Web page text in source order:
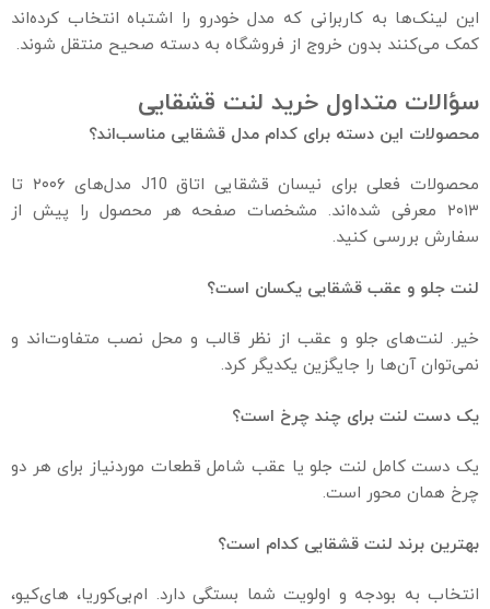
این لینک‌ها به کاربرانی که مدل خودرو را اشتباه انتخاب کرده‌اند
کمک می‌کنند بدون خروج از فروشگاه به دسته صحیح منتقل شوند.
سؤالات متداول خرید لنت قشقایی
محصولات این دسته برای کدام مدل قشقایی مناسب‌اند؟
محصولات فعلی برای نیسان قشقایی اتاق J10 مدل‌های ۲۰۰۶ تا
۲۰۱۳ معرفی شده‌اند. مشخصات صفحه هر محصول را پیش از
سفارش بررسی کنید.
لنت جلو و عقب قشقایی یکسان است؟
خیر. لنت‌های جلو و عقب از نظر قالب و محل نصب متفاوت‌اند و
نمی‌توان آن‌ها را جایگزین یکدیگر کرد.
یک دست لنت برای چند چرخ است؟
یک دست کامل لنت جلو یا عقب شامل قطعات موردنیاز برای هر دو
چرخ همان محور است.
بهترین برند لنت قشقایی کدام است؟
انتخاب به بودجه و اولویت شما بستگی دارد. ام‌بی‌کوریا، های‌کیو،